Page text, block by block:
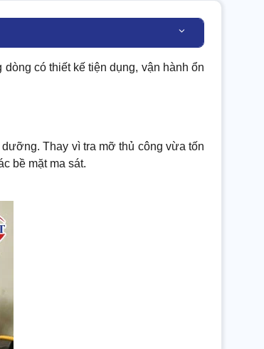
có thiết kế tiện dụng, vận hành ổn
Thay vì tra mỡ thủ công vừa tốn
bề mặt ma sát.